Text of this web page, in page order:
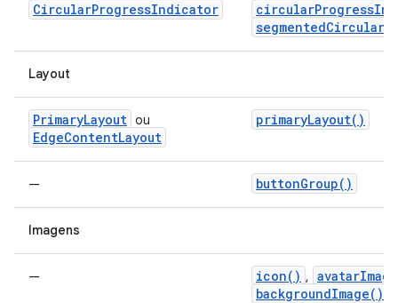
CircularProgressIndicator
Layout
PrimaryLayout ou
EdgeContentLayout
primaryLayout()
— buttonGroup()
Imagens
— icon() ,
backgroundImage()